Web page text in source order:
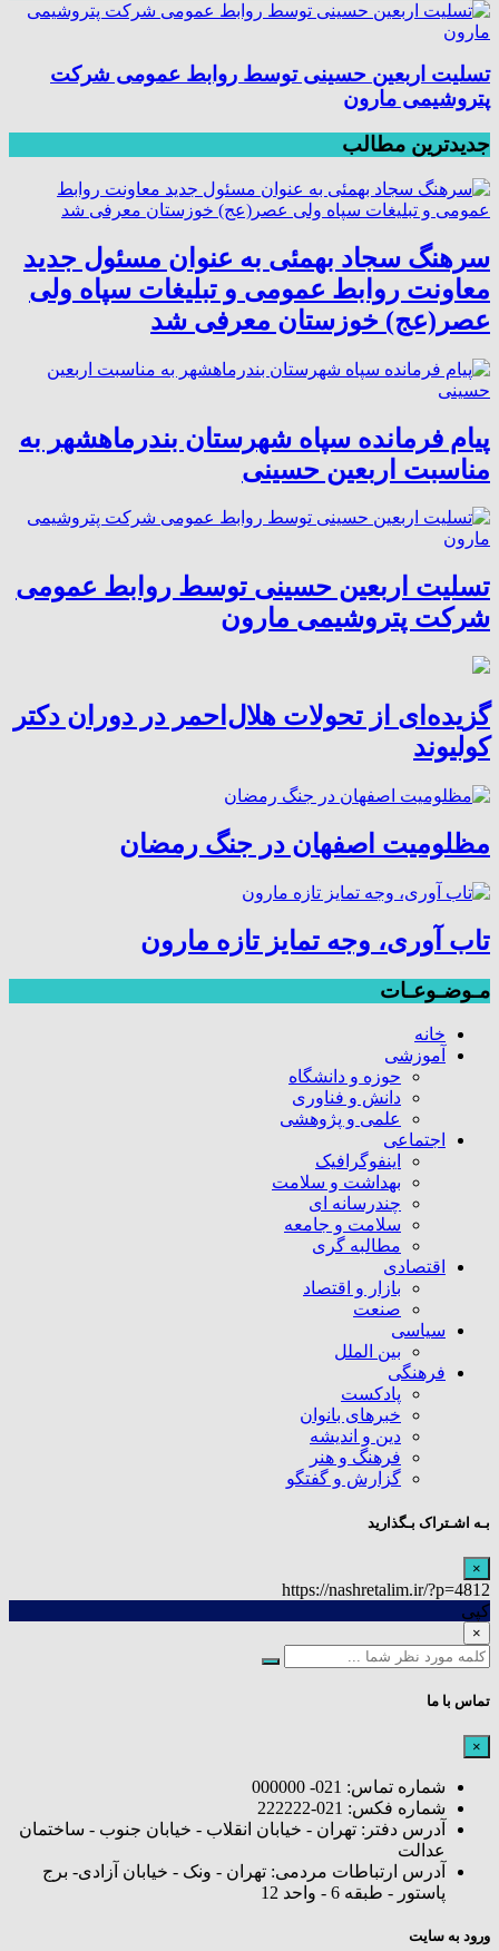
تسلیت اربعین حسینی توسط روابط عمومی شرکت
پتروشیمی مارون
جدیدترین مطالب
سرهنگ سجاد بهمئی به عنوان مسئول جدید
معاونت روابط عمومی و تبلیغات سپاه ولی
عصر(عج) خوزستان معرفی شد
پیام فرمانده سپاه شهرستان بندرماهشهر به
مناسبت اربعین حسینی
تسلیت اربعین حسینی توسط روابط عمومی
شرکت پتروشیمی مارون
گزیده‌ای از تحولات هلال‌احمر در دوران دکتر
کولیوند
مظلومیت اصفهان در جنگ رمضان
تاب آوری، وجه تمایز تازه مارون
مـوضـوعـات
خانه
آموزشی
حوزه و دانشگاه
دانش و فناوری
علمی و پژوهشی
اجتماعی
اینفوگرافیک
بهداشت و سلامت
چندرسانه ای
سلامت و جامعه
مطالبه گری
اقتصادی
بازار و اقتصاد
صنعت
سیاسی
بین الملل
فرهنگی
پادکست
خبرهای بانوان
دین و اندیشه
فرهنگ و هنر
گزارش و گفتگو
بـه اشـتراک بـگذارید
×
https://nashretalim.ir/?p=4812
کپی
×
تماس با ما
×
شماره تماس: 021- 000000
شماره فکس: 021-222222
آدرس دفتر: تهران - خیابان انقلاب - خیابان جنوب - ساختمان
عدالت
آدرس ارتباطات مردمی: تهران - ونک - خیابان آزادی- برج
پاستور - طبقه 6 - واحد 12
ورود به سایت